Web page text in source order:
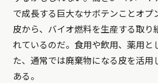
で成長する巨大なサボテンことオプ
皮から、バイオ燃料を生産する取り
れているのだ。食用や飲用、薬用と
た、通常では廃棄物になる皮を活用
ある。